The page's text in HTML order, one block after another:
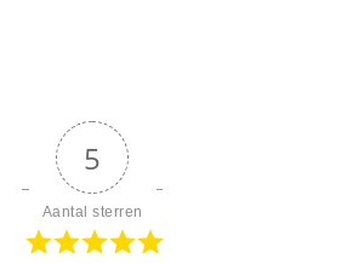
5
Aantal sterren